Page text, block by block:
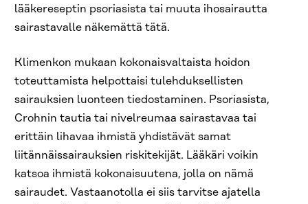
lääkereseptin psoriasista tai muuta ihosairautta
sairastavalle näkemättä tätä.
Klimenkon mukaan kokonaisvaltaista hoidon
toteuttamista helpottaisi tulehduksellisten
sairauksien luonteen tiedostaminen. Psoriasista,
Crohnin tautia tai nivelreumaa sairastavaa tai
erittäin lihavaa ihmistä yhdistävät samat
liitännäissairauksien riskitekijät. Lääkäri voikin
katsoa ihmistä kokonaisuutena, jolla on nämä
sairaudet. Vastaanotolla ei siis tarvitse ajatella